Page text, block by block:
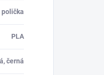
polička
PLA
černá